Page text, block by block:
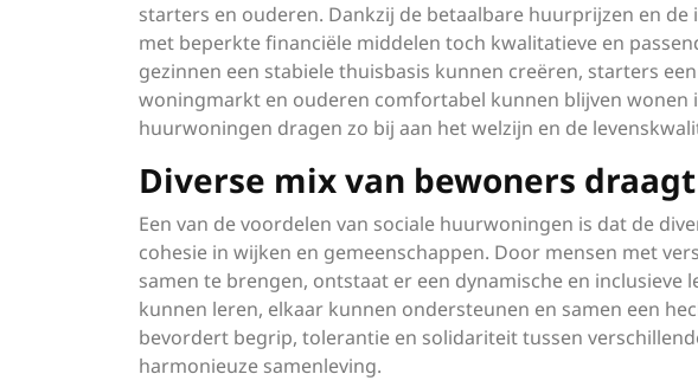
starters en ouderen. Dankzij de betaalbare huurprijzen en
met beperkte financiële middelen toch kwalitatieve en
gezinnen een stabiele thuisbasis kunnen creëren, starters
woningmarkt en ouderen comfortabel kunnen blijven wonen
huurwoningen dragen zo bij aan het welzijn en de
Diverse mix van bewoners
Een van de voordelen van sociale huurwoningen is dat de
cohesie in wijken en gemeenschappen. Door mensen met
samen te brengen, ontstaat er een dynamische en
kunnen leren, elkaar kunnen ondersteunen en samen een
bevordert begrip, tolerantie en solidariteit tussen
harmonieuze samenleving.